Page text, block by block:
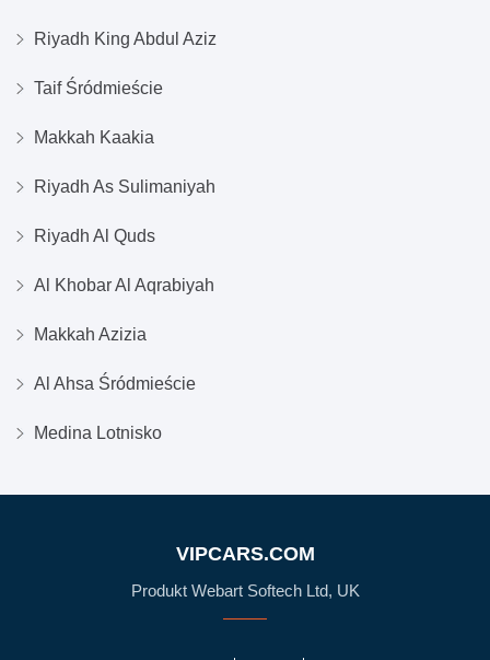
Riyadh King Abdul Aziz
Taif Śródmieście
Makkah Kaakia
Riyadh As Sulimaniyah
Riyadh Al Quds
Al Khobar Al Aqrabiyah
Makkah Azizia
Al Ahsa Śródmieście
Medina Lotnisko
VIPCARS.COM
Produkt Webart Softech Ltd, UK